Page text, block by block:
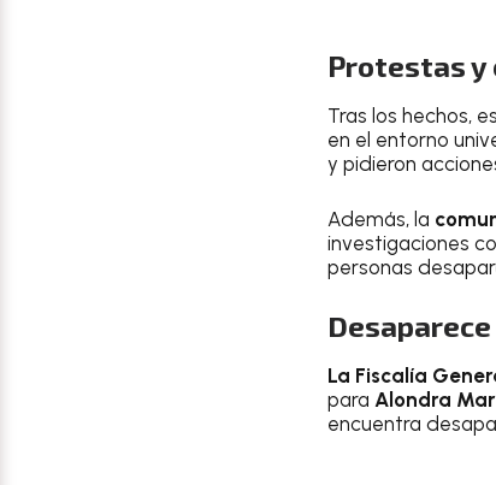
Protestas y
Tras los hechos,
en el entorno
y pidieron
Además, la
investigaciones
personas
La Fiscalía
para Alondra
encuentra